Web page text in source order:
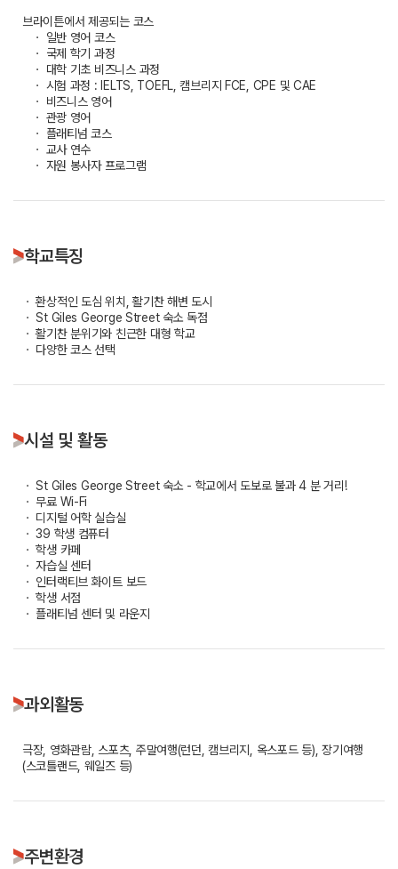
브라이튼에서 제공되는 코스
ㆍ 일반 영어 코스
ㆍ 국제 학기 과정
ㆍ 대학 기초 비즈니스 과정
ㆍ 시험 과정 : IELTS, TOEFL, 캠브리지 FCE, CPE 및 CAE
ㆍ 비즈니스 영어
ㆍ 관광 영어
ㆍ 플래티넘 코스
ㆍ 교사 연수
ㆍ 자원 봉사자 프로그램
학교특징
ㆍ 환상적인 도심 위치, 활기찬 해변 도시
ㆍ St Giles George Street 숙소 독점
ㆍ 활기찬 분위기와 친근한 대형 학교
ㆍ 다양한 코스 선택
시설 및 활동
ㆍ St Giles George Street 숙소 - 학교에서 도보로 불과 4 분 거리!
ㆍ 무료 Wi-Fi
ㆍ 디지털 어학 실습실
ㆍ 39 학생 컴퓨터
ㆍ 학생 카페
ㆍ 자습실 센터
ㆍ 인터랙티브 화이트 보드
ㆍ 학생 서점
ㆍ 플래티넘 센터 및 라운지
과외활동
극장, 영화관람, 스포츠, 주말여행(런던, 캠브리지, 옥스포드 등), 장기여행
(스코틀랜드, 웨일즈 등)
주변환경